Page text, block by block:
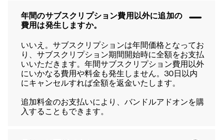
年間のサブスクリプション費用以外に追加の
費用は発生しますか。
いいえ。サブスクリプションは年間価格となってお
り、サブスクリプション期間開始時に全額をお支払
いいただきます。年間サブスクリプション費用以外
にいかなる費用や料金も発生しません。30日以内
にキャンセルすれば全額を返金いたします。
追加料金のお支払いにより、バンドルアドオンを購
入することもできます。